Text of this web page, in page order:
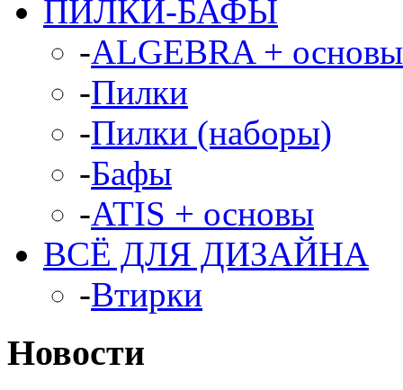
ПИЛКИ-БАФЫ
-ALGEBRA + основы
-Пилки
-Пилки (наборы)
-Бафы
-ATIS + основы
ВСЁ ДЛЯ ДИЗАЙНА
-Втирки
Новости